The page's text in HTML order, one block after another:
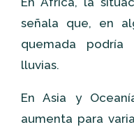
señala que, en
quemada
lluvias.
En Asia y
aumenta para